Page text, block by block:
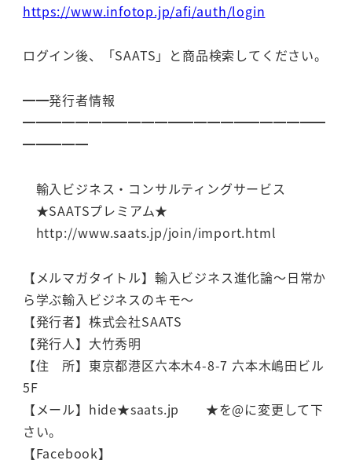
https://www.infotop.jp/afi/auth/login
ログイン後、「SAATS」と商品検索してください。
━━発行者情報
━━━━━━━━━━━━━━━━━━━━━━━
━━━━━
輸入ビジネス・コンサルティングサービス
★SAATSプレミアム★
http://www.saats.jp/join/import.html
【メルマガタイトル】輸入ビジネス進化論～日常か
ら学ぶ輸入ビジネスのキモ～
【発行者】株式会社SAATS
【発行人】大竹秀明
【住 所】東京都港区六本木4-8-7 六本木嶋田ビル
5F
【メール】hide★saats.jp ★を@に変更して下
さい。
【Facebook】